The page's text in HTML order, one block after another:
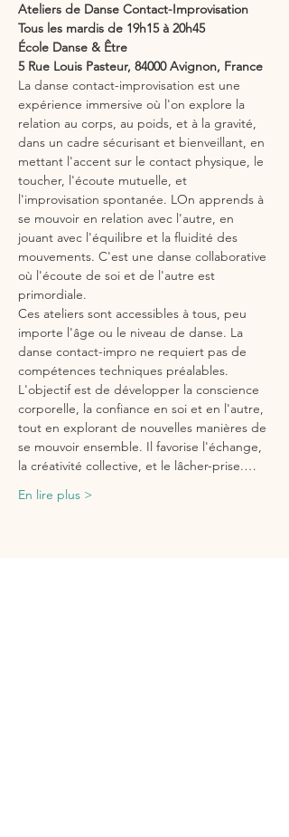
Ateliers de Danse Contact-Improvisation
Tous les mardis de 19h15 à 20h45
École Danse & Être
5 Rue Louis Pasteur, 84000 Avignon, France
La danse contact-improvisation est une
expérience immersive où l'on explore la
relation au corps, au poids, et à la gravité,
dans un cadre sécurisant et bienveillant, en
mettant l'accent sur le contact physique, le
toucher, l'écoute mutuelle, et
l'improvisation spontanée. LOn apprends à
se mouvoir en relation avec l'autre, en
jouant avec l'équilibre et la fluidité des
mouvements. C'est une danse collaborative
où l'écoute de soi et de l'autre est
primordiale.
Ces ateliers sont accessibles à tous, peu
importe l'âge ou le niveau de danse. La
danse contact-impro ne requiert pas de
compétences techniques préalables.
L'objectif est de développer la conscience
corporelle, la confiance en soi et en l'autre,
tout en explorant de nouvelles manières de
se mouvoir ensemble. Il favorise l'échange,
la créativité collective, et le lâcher-prise.…
En lire plus >